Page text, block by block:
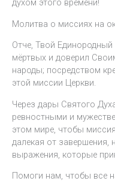
духом этого времени!
Молитва о миссиях на
Отче, Твой
мёртвых и доверил
народы; посредством
этой миссии Церкви.
Через дары Святого
ревностными и
этом мире, чтобы
далекая от
выражения, которые
Помоги нам, чтобы все